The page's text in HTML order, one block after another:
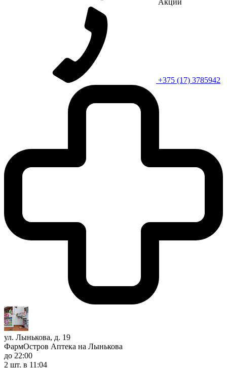
+375 (17) 3785942
ул. Лынькова, д. 19
ФармОстров Аптека на Лынькова
до 22:00
2 шт. в 11:04